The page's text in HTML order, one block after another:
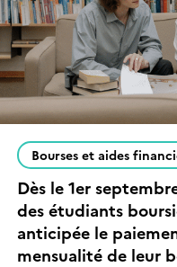
Dès le 1er
des étudiants
anticipée le
mensualité de leur
Bourses et aides